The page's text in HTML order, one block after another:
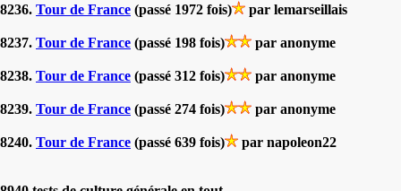
8236. Tour de France (passé 1972 fois) par lemarseillais
8237. Tour de France (passé 198 fois) par anonyme
8238. Tour de France (passé 312 fois) par anonyme
8239. Tour de France (passé 274 fois) par anonyme
8240. Tour de France (passé 639 fois) par napoleon22